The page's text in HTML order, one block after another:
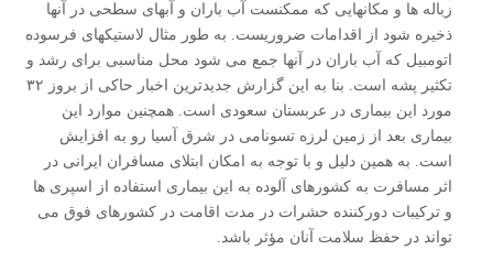
زباله ها و مکانهایی که ممکنست آب باران و آبهای سطحی در آنها
ذخیره شود از اقدامات ضروریست. به طور مثال لاستیکهای فرسوده
اتومبیل که آب باران در آنها جمع می شود محل مناسبی برای رشد و
تکثیر پشه است. بنا به این گزارش جدیدترین اخبار حاکی از بروز ۳۲
مورد این بیماری در عربستان سعودی است. همچنین موارد این
بیماری بعد از زمین لرزه تسونامی در شرق آسیا رو به افزایش
است. به همین دلیل و با توجه به امکان ابتلای مسافران ایرانی در
اثر مسافرت به کشورهای آلوده به این بیماری استفاده از اسپری ها
و ترکیبات دورکننده حشرات در مدت اقامت در کشورهای فوق می
تواند در حفظ سلامت آنان مؤثر باشد.